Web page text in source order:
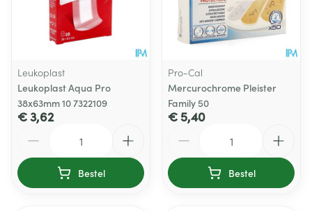
Leukoplast
Leukoplast Aqua Pro
38x63mm 10 7322109
€ 3,62
Bestel
Pro-Cal
Mercurochrome Pleister
Family 50
€ 5,40
Bestel